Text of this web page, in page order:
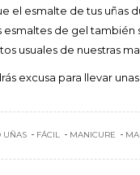
el esmalte de tus uñas
esmaltes de gel
usuales de nuestras
excusa para llevar
UÑAS FÁCIL MANICURE